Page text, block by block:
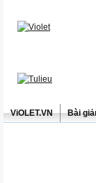
ViOLET.VN Bài